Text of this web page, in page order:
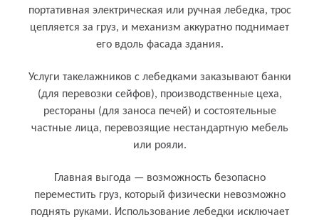
портативная электрическая или ручная лебедка, трос
цепляется за груз, и механизм аккуратно поднимает
его вдоль фасада здания.
Кому и для чего нужен лебедка (для
такелажа)
Услуги такелажников с лебедками заказывают банки
(для перевозки сейфов), производственные цеха,
рестораны (для заноса печей) и состоятельные
частные лица, перевозящие нестандартную мебель
или рояли.
Главная выгода — возможность безопасно
переместить груз, который физически невозможно
поднять руками. Использование лебедки исключает